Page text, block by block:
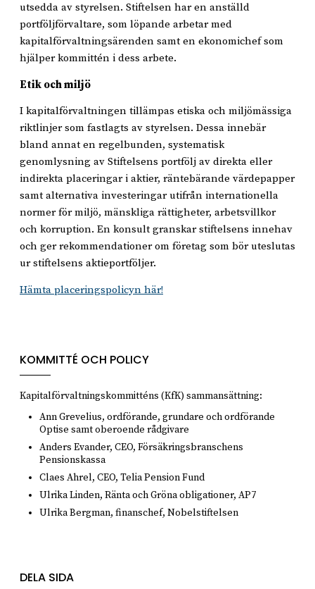
utsedda av styrelsen. Stiftelsen har en anställd
portföljförvaltare, som löpande arbetar med
kapitalförvaltningsärenden samt en ekonomichef som
hjälper kommittén i dess arbete.
Etik och miljö
I kapitalförvaltningen tillämpas etiska och miljömässiga
riktlinjer som fastlagts av styrelsen. Dessa innebär
bland annat en regelbunden, systematisk
genomlysning av Stiftelsens portfölj av direkta eller
indirekta placeringar i aktier, räntebärande värdepapper
samt alternativa investeringar utifrån internationella
normer för miljö, mänskliga rättigheter, arbetsvillkor
och korruption. En konsult granskar stiftelsens innehav
och ger rekommendationer om företag som bör uteslutas
ur stiftelsens aktieportföljer.
Hämta placeringspolicyn här!
KOMMITTÉ OCH POLICY
Kapitalförvaltningskommitténs (KfK) sammansättning:
Ann Grevelius, ordförande, grundare och ordförande
Optise samt oberoende rådgivare
Anders Evander, CEO, Försäkringsbranschens
Pensionskassa
Claes Ahrel, CEO, Telia Pension Fund
Ulrika Linden, Ränta och Gröna obligationer, AP7
Ulrika Bergman, finanschef, Nobelstiftelsen
DELA SIDA